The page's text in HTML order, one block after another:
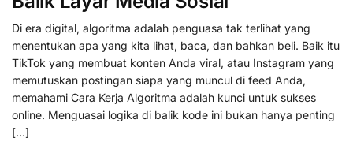
Di era digital, algoritma adalah penguasa tak terlihat yang
menentukan apa yang kita lihat, baca, dan bahkan beli. Baik itu
TikTok yang membuat konten Anda viral, atau Instagram yang
memutuskan postingan siapa yang muncul di feed Anda,
memahami Cara Kerja Algoritma adalah kunci untuk sukses
online. Menguasai logika di balik kode ini bukan hanya penting
[…]